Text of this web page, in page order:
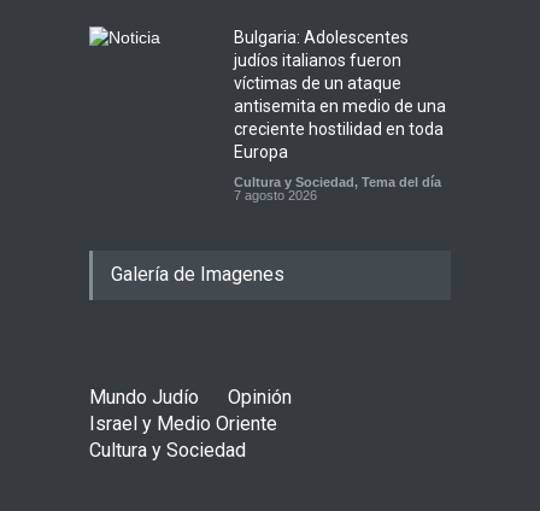
Bulgaria: Adolescentes
judíos italianos fueron
víctimas de un ataque
antisemita en medio de una
creciente hostilidad en toda
Europa
Cultura y Sociedad, Tema del día
7 agosto 2026
Galería de Imagenes
Mundo Judío
Opinión
Israel y Medio Oriente
Cultura y Sociedad